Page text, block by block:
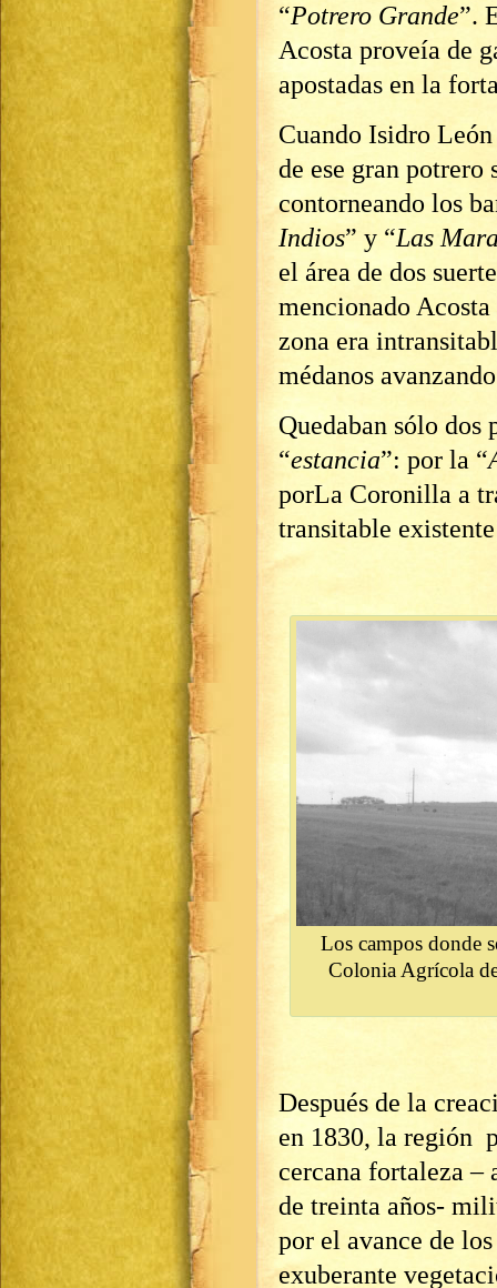
“Potrero Grande”.
Acosta proveía de
apostadas en la
Cuando Isidro
de ese gran potrero
contorneando los
Indios” y “Las
el área de dos
mencionado
zona era
médanos
Quedaban sólo dos
“estancia”: por la “
porLa Coronilla a
transitable
Los campos donde
Colonia Agrícola
Después de la
en 1830, la región
cercana fortaleza –
de treinta años-
por el avance de
exuberante